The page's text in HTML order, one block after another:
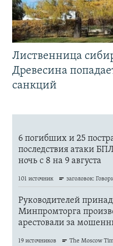
Лиственница
Древесина
санкций